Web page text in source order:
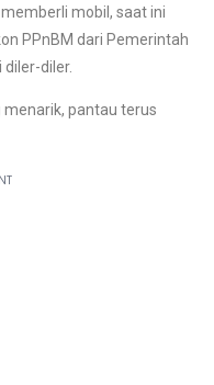
mobil, saat ini
PPnBM dari Pemerintah
diler.
pantau terus